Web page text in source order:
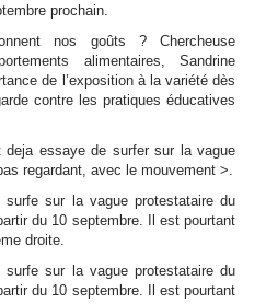
prochain.
nos goûts ? Chercheuse
alimentaires, Sandrine
de l’exposition à la variété dès
contre les pratiques éducatives
essaye de surfer sur la vague
regardant, avec le mouvement >.
sur la vague protestataire du
du 10 septembre. Il est pourtant
droite.
sur la vague protestataire du
du 10 septembre. Il est pourtant